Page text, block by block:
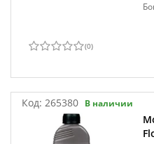
(0)
Код: 265380 В наличии